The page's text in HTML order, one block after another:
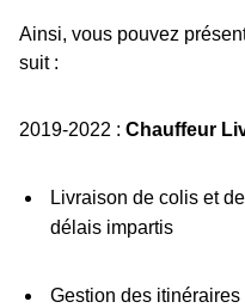
Ainsi, vous pouvez
suit :
2019-2022 : Chauffeur
Livraison de colis et
délais impartis
Gestion des